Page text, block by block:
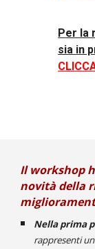
Per la
sia in
Il workshop
novità della
Nella prima
rappresenti